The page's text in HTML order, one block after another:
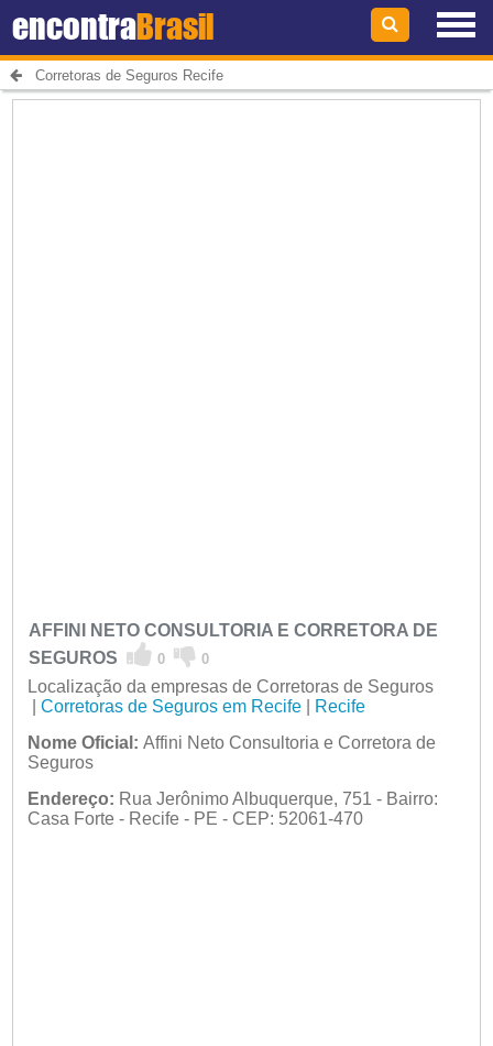
encontraBrasil
Corretoras de Seguros Recife
AFFINI NETO CONSULTORIA E CORRETORA DE
SEGUROS
0 0
Localização da empresas de Corretoras de Seguros
Corretoras de Seguros em Recife|
Recife
Nome Oficial: Affini Neto Consultoria e Corretora de
Seguros
Endereço: Rua Jerônimo Albuquerque, 751 - Bairro:
Casa Forte - Recife - PE - CEP: 52061-470